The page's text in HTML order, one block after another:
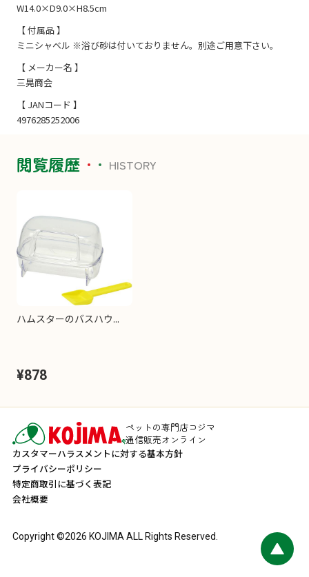
W14.0×D9.0×H8.5cm
【 付属品 】
ミニシャベル ※浴び砂は付いておりません。別途ご用意下さい。
【 メーカー名 】
三晃商会
【 JANコード 】
4976285252006
閲覧履歴 HISTORY
ハムスターのバスハウ...
¥878
ペットの専門店コジマ
通信販売オンライン
カスタマーハラスメントに対する基本方針
プライバシーポリシー
特定商取引に基づく表記
会社概要
Copyright ©2026 KOJIMA ALL Rights Reserved.